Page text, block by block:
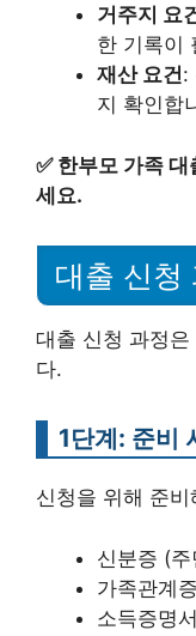
거주지 요
한 기록이
재산 요건:
지 확인합
✅ 한부모 가족
세요.
대출 신청
대출 신청 과정
다.
1단계: 준비
신청을 위해 준
신분증 (
가족관계
소득증명